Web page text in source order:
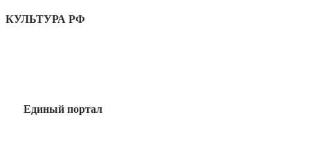
КУЛЬТУРА РФ
Единый портал